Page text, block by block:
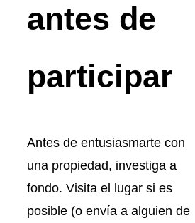
antes de
participar
Antes de entusiasmarte con
una propiedad, investiga a
fondo. Visita el lugar si es
posible (o envía a alguien de